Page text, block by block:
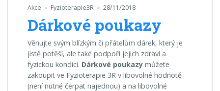
Akce Fyzioterapie3R 28/11/2018
Dárkové poukazy
Věnujte svým blízkým či přátelům dárek, který je
jistě potěší, ale také podpoří jejich zdraví a
fyzickou kondici. Dárkové poukazy můžete
zakoupit ve Fyzioterapie 3R v libovolné hodnotě
(není nutné čerpat najednou) a na libovolné